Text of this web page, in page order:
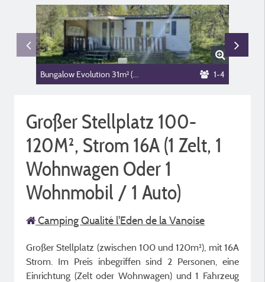
1-4
Großer Stellplatz 100-
120M², Strom 16A (1 Zelt, 1
Wohnwagen Oder 1
Wohnmobil / 1 Auto)
Camping Qualité l'Eden de la Vanoise
Großer Stellplatz (zwischen 100 und 120m²), mit 16A
Strom. Im Preis inbegriffen sind 2 Personen, eine
Einrichtung (Zelt oder Wohnwagen) und 1 Fahrzeug